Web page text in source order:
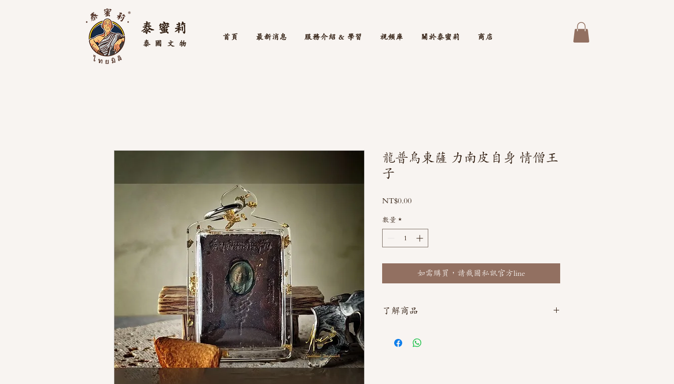
泰 蜜 莉
文物
泰國
首頁 最新消息 服務介紹 & 學習 視頻庫 關於泰蜜莉 商店
龍普烏東薩 力南皮自身 情僧王
子
NT$0.00價
數量 *
如需購買，請截圖私訊官方line
了解商品